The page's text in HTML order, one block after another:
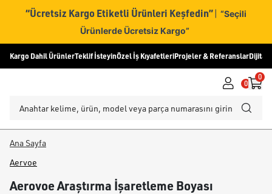
“Ücretsiz Kargo Etiketli Ürünleri Keşfedin” | “Seçili
Ürünlerde Ücretsiz Kargo”
Kargo Dahil ÜrünlerTeklif İsteyinÖzel İş KıyafetleriProjeler & ReferanslarDijital
0
0
Ana Sayfa
Aervoe
Aerovoe Araştırma İşaretleme Boyası